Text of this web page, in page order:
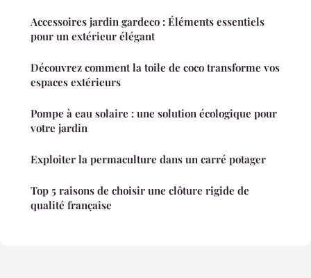
Accessoires jardin gardeco : Éléments essentiels
pour un extérieur élégant
Découvrez comment la toile de coco transforme vos
espaces extérieurs
Pompe à eau solaire : une solution écologique pour
votre jardin
Exploiter la permaculture dans un carré potager
Top 5 raisons de choisir une clôture rigide de
qualité française